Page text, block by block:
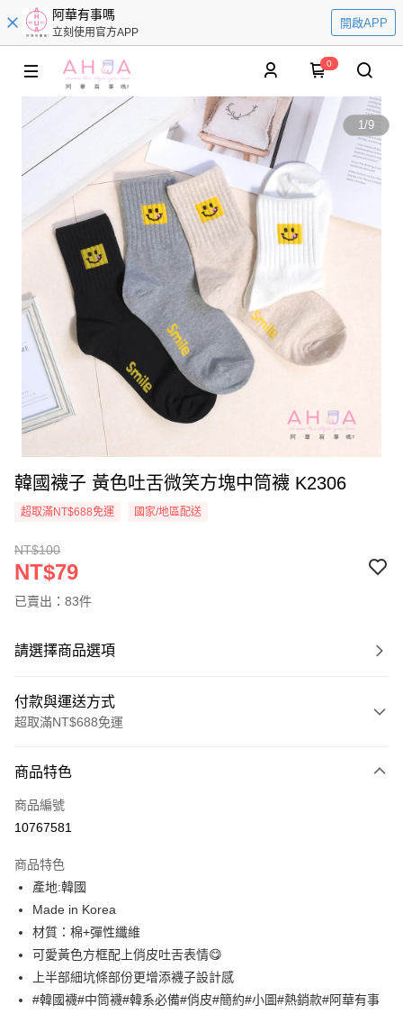
阿華有事嗎
立刻使用官方APP
開啟APP
0
1/9
韓國襪子 黃色吐舌微笑方塊中筒襪 K2306
超取滿NT$688免運 國家/地區配送
NT$100
NT$79
已賣出：83件
請選擇商品選項
付款與運送方式
超取滿NT$688免運
信用卡一次付款
超商取貨付款
Apple Pay
街口支付
悠遊付
ATM付款
商品特色
商品編號
10767581
商品特色
產地:韓國
Made in Korea
材質：棉+彈性纖維
可愛黃色方框配上俏皮吐舌表情😋
上半部細坑條部份更增添襪子設計感
#韓國襪#中筒襪#韓系必備#俏皮#簡約#小圖#熱銷款#阿華有事